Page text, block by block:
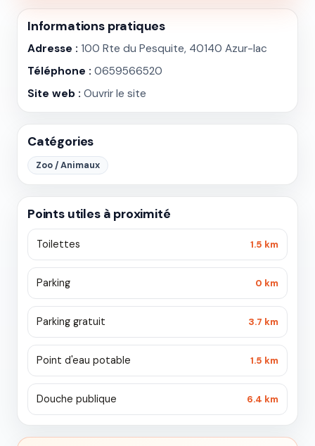
Informations pratiques
Adresse : 100 Rte du Pesquite, 40140 Azur-lac
Téléphone : 0659566520
Site web : Ouvrir le site
Catégories
Zoo / Animaux
Points utiles à proximité
Toilettes 1.5 km
Parking 0 km
Parking gratuit 3.7 km
Point d'eau potable 1.5 km
Douche publique 6.4 km